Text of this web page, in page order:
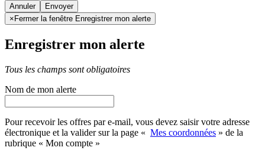
Annuler
× Fermer la fenêtre Enregistrer mon alerte
Enregistrer mon alerte
Tous les champs sont obligatoires
Nom de mon alerte
Pour recevoir les offres par e-mail, vous devez saisir votre adresse
électronique et la valider sur la page « Mes coordonnées » de la
rubrique « Mon compte »